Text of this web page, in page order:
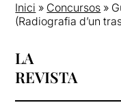
Inici » Concursos »
(Radiografia d’un
LA
REVISTA